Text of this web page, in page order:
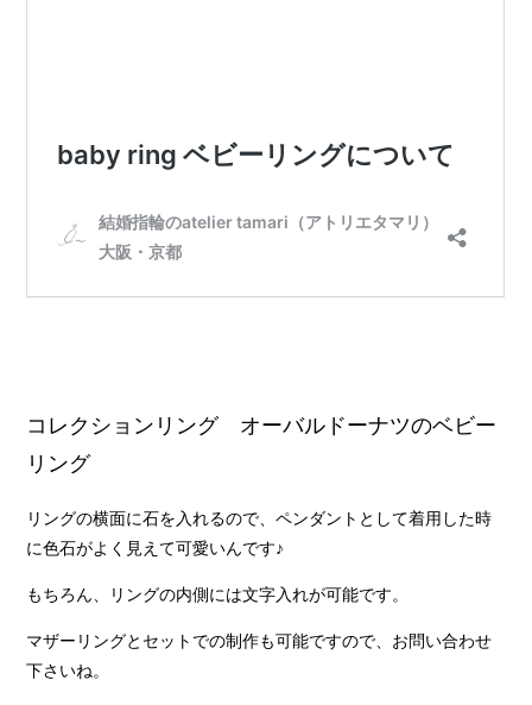
コレクションリング オーバルドーナツのベビー
リング
リングの横面に石を入れるので、ペンダントとして着用した時
に色石がよく見えて可愛いんです♪
もちろん、リングの内側には文字入れが可能です。
マザーリングとセットでの制作も可能ですので、お問い合わせ
下さいね。